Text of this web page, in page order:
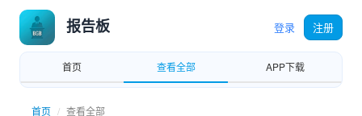
报告板 登录 注册
首页 查看全部 APP下载
首页 查看全部